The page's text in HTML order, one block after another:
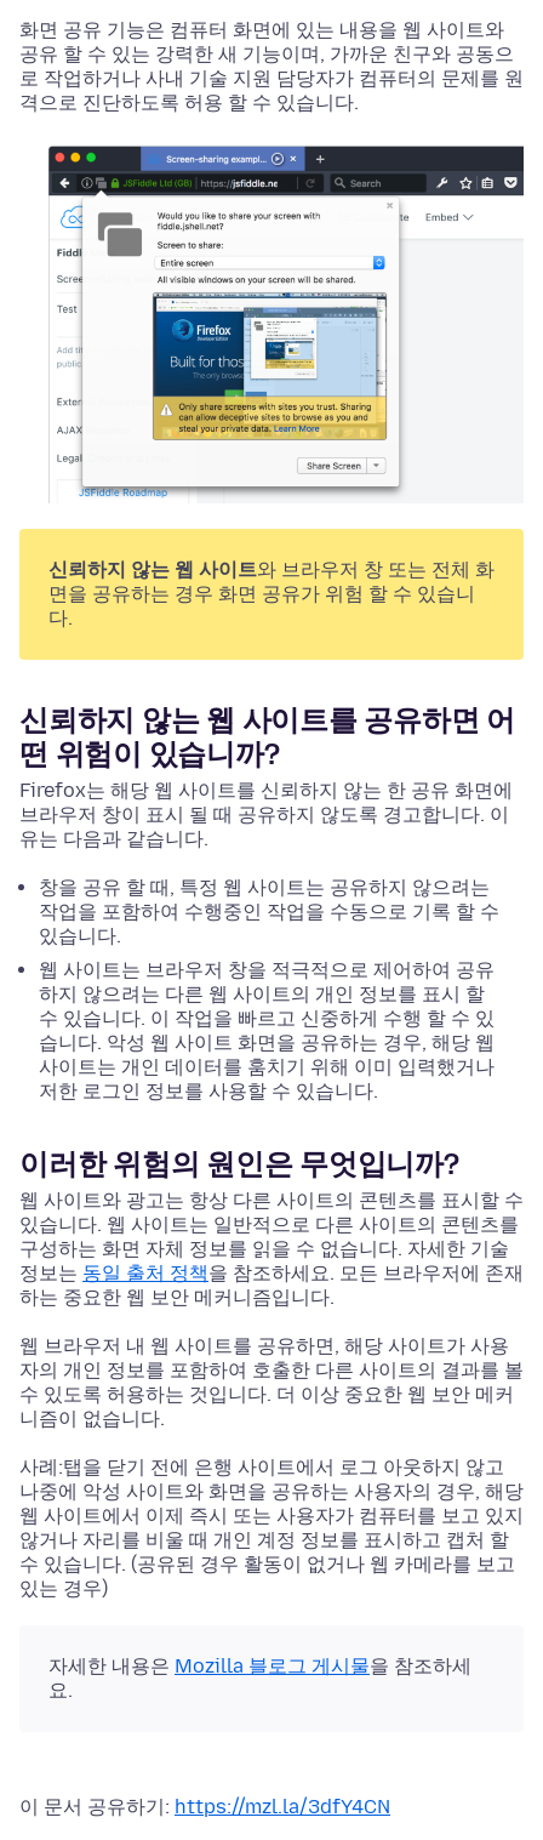
화면 공유 기능은 컴퓨터 화면에 있는 내용을 웹 사이트와
공유 할 수 있는 강력한 새 기능이며, 가까운 친구와 공동으
로 작업하거나 사내 기술 지원 담당자가 컴퓨터의 문제를 원
격으로 진단하도록 허용 할 수 있습니다.
신뢰하지 않는 웹 사이트와 브라우저 창 또는 전체 화
면을 공유하는 경우 화면 공유가 위험 할 수 있습니
다.
신뢰하지 않는 웹 사이트를 공유하면 어
떤 위험이 있습니까?
Firefox는 해당 웹 사이트를 신뢰하지 않는 한 공유 화면에
브라우저 창이 표시 될 때 공유하지 않도록 경고합니다. 이
유는 다음과 같습니다.
창을 공유 할 때, 특정 웹 사이트는 공유하지 않으려는
작업을 포함하여 수행중인 작업을 수동으로 기록 할 수
있습니다.
웹 사이트는 브라우저 창을 적극적으로 제어하여 공유
하지 않으려는 다른 웹 사이트의 개인 정보를 표시 할
수 있습니다. 이 작업을 빠르고 신중하게 수행 할 수 있
습니다. 악성 웹 사이트 화면을 공유하는 경우, 해당 웹
사이트는 개인 데이터를 훔치기 위해 이미 입력했거나
저한 로그인 정보를 사용할 수 있습니다.
이러한 위험의 원인은 무엇입니까?
웹 사이트와 광고는 항상 다른 사이트의 콘텐츠를 표시할 수
있습니다. 웹 사이트는 일반적으로 다른 사이트의 콘텐츠를
구성하는 화면 자체 정보를 읽을 수 없습니다. 자세한 기술
정보는 동일 출처 정책을 참조하세요. 모든 브라우저에 존재
하는 중요한 웹 보안 메커니즘입니다.
웹 브라우저 내 웹 사이트를 공유하면, 해당 사이트가 사용
자의 개인 정보를 포함하여 호출한 다른 사이트의 결과를 볼
수 있도록 허용하는 것입니다. 더 이상 중요한 웹 보안 메커
니즘이 없습니다.
사례:탭을 닫기 전에 은행 사이트에서 로그 아웃하지 않고
나중에 악성 사이트와 화면을 공유하는 사용자의 경우, 해당
웹 사이트에서 이제 즉시 또는 사용자가 컴퓨터를 보고 있지
않거나 자리를 비울 때 개인 계정 정보를 표시하고 캡처 할
수 있습니다. (공유된 경우 활동이 없거나 웹 카메라를 보고
있는 경우)
자세한 내용은 Mozilla 블로그 게시물을 참조하세
요.
이 문서 공유하기: https://mzl.la/3dfY4CN